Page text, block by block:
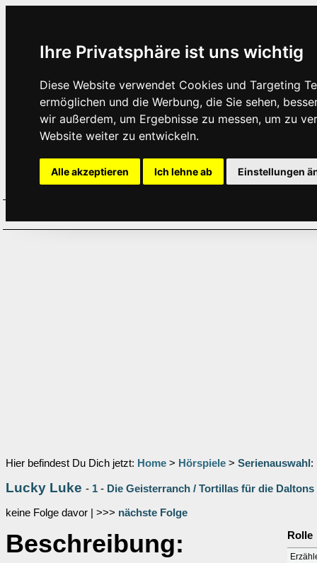
Ihre Privatsphäre ist uns wichtig
Diese Website verwendet Cookies und Targeting
ermöglichen und die Werbung, die Sie sehen,
wir außerdem, um Ergebnisse zu messen, um zu
Website weiter zu entwickeln.
Alle akzeptieren Ich lehne ab Einstellungen
Hier befindest Du Dich jetzt: Home > Hörspiele > Serienauswahl :
Lucky Luke - 1 - Die Geisterranch / Tortillas für die Daltons
keine Folge davor | >>> nächste Folge
Beschreibung: Rolle